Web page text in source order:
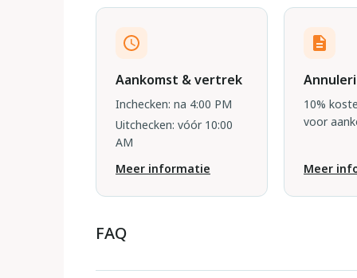
Aankomst & vertrek
Inchecken: na 4:00 PM
Uitchecken: vóór 10:00
AM
Meer informatie
10%
voor
Meer
FAQ